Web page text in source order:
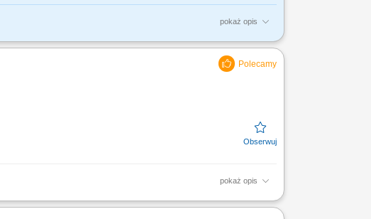
pokaż opis
Wykonywanie napraw nieruchomości i
pokaż opis
niskoprądowych; diagnozowaniem i usuwaniem